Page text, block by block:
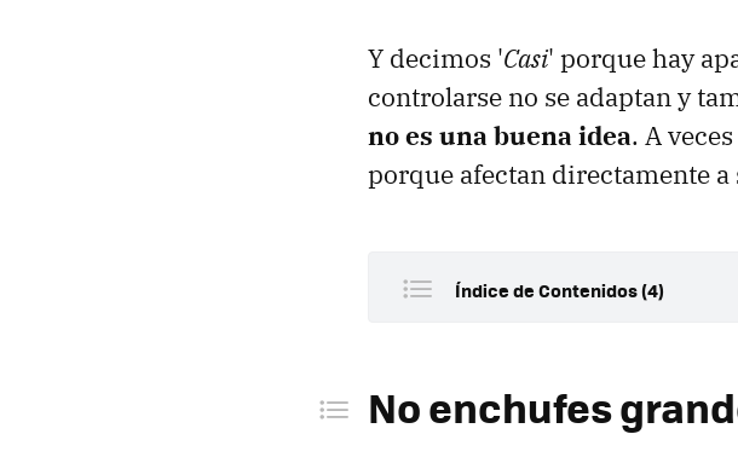
Y decimos 'Casi' porque hay
controlarse no se adaptan y
no es una buena idea. A
porque afectan directamente
Índice de Contenidos (4)
Ni sistemas de seguridad
No enchufes